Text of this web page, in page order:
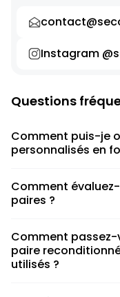
Instagram
Questions
Comment puis-je
personnalisés en
pour déterminer la
en dessous, au-
Comment
paires ?
défauts spécifiques
Comment passez-
paire
utilisés ?